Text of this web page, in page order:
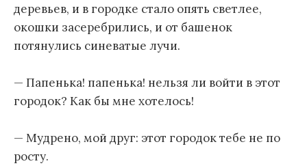
деревьев, и в городке стало опять светлее,
окошки засеребрились, и от башенок
потянулись синеватые лучи.
— Папенька! папенька! нельзя ли войти в этот
городок? Как бы мне хотелось!
— Мудрено, мой друг: этот городок тебе не по
росту.